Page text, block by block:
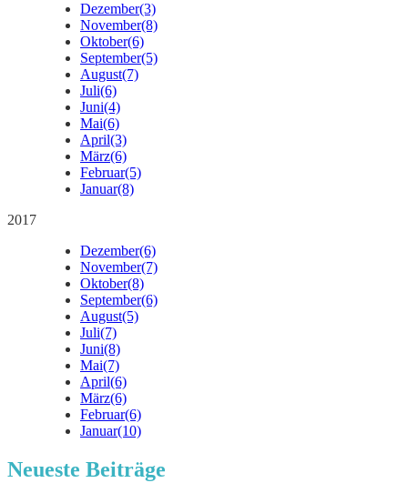
Dezember(3)
November(8)
Oktober(6)
September(5)
August(7)
Juli(6)
Juni(4)
Mai(6)
April(3)
März(6)
Februar(5)
Januar(8)
2017
Dezember(6)
November(7)
Oktober(8)
September(6)
August(5)
Juli(7)
Juni(8)
Mai(7)
April(6)
März(6)
Februar(6)
Januar(10)
Neueste Beiträge